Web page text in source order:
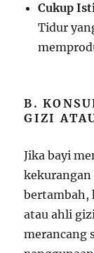
Cukup
Tidur
B.
GIZI
Jika bayi
bertambah,
atau ahli
merancang